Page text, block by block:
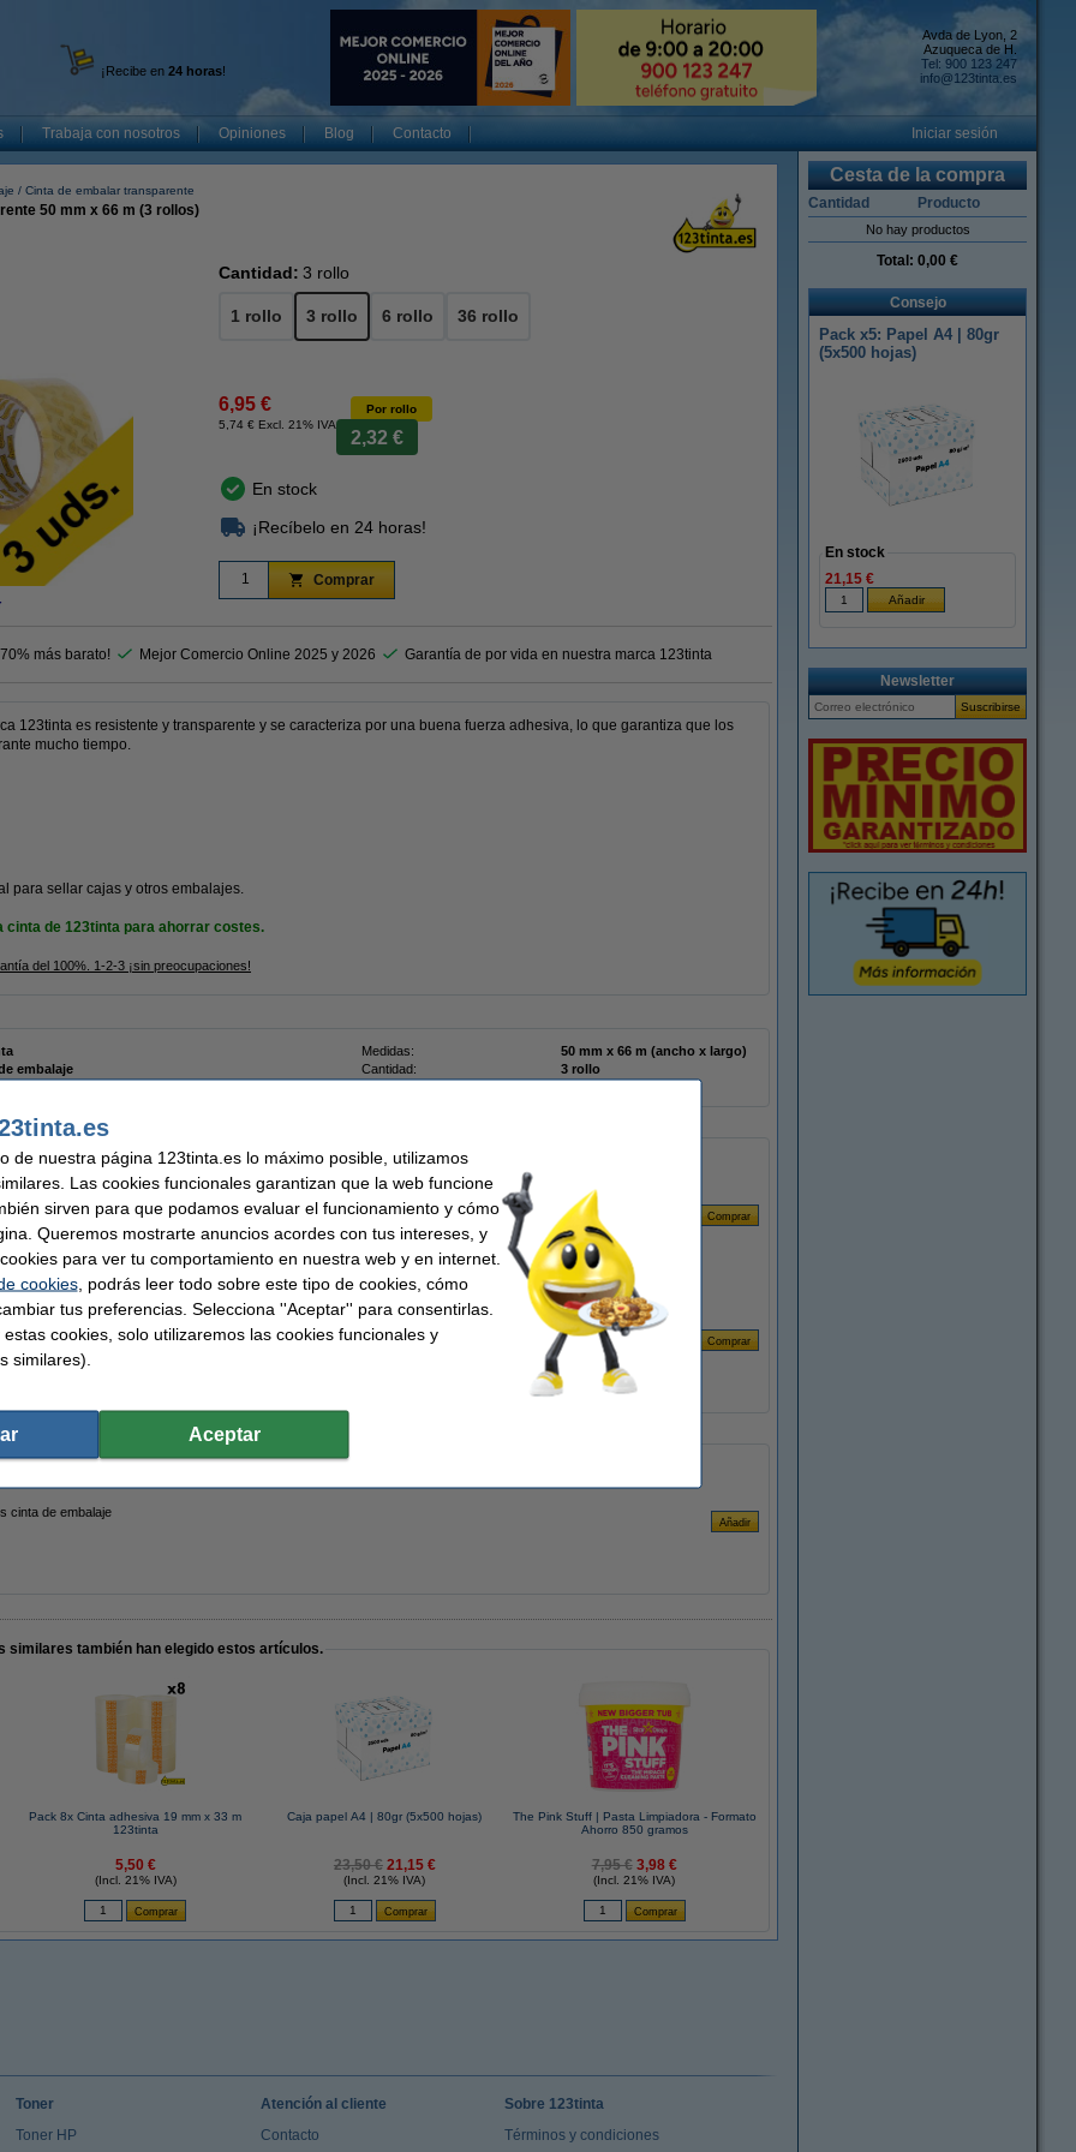
¡Recibe en 24 horas!
Avda de Lyon, 2
Azuqueca de H.
Tel: 900 123 247
info@123tinta.es
Trabaja con nosotros Opiniones Blog Contacto Iniciar sesión
Cinta de embalar transparente
50 mm x 66 m (3 rollos)
Cantidad: 3 rollo
1 rollo 3 rollo 6 rollo 36 rollo
6,95 €
5,74 € Excl. 21% IVA
Por rollo
2,32 €
En stock
¡Recíbelo en 24 horas!
Comprar
más barato! Mejor Comercio Online 2025 y 2026 Garantía de por vida en nuestra marca 123tinta
123tinta es resistente y transparente y se caracteriza por una buena fuerza adhesiva, lo que garantiza que los
mucho tiempo.
para sellar cajas y otros embalajes.
cinta de 123tinta para ahorrar costes.
del 100%. 1-2-3 ¡sin preocupaciones!
Medidas:
50 mm x 66 m (ancho x largo)
embalaje Cantidad:
3 rollo
transparente 50 mm x 66 m (6 rollos)
transparente 50 mm x 66 m (36 rollos)
cinta de embalaje
similares también han elegido estos artículos.
Pack 8x Cinta adhesiva 19 mm x 33 m
123tinta
5,50 €
(Incl. 21% IVA)
Caja papel A4 | 80gr (5x500 hojas)
23,50 € 21,15 €
(Incl. 21% IVA)
The Pink Stuff | Pasta Limpiadora - Formato
Ahorro 850 gramos
7,95 € 3,98 €
(Incl. 21% IVA)
Cesta de la compra
Cantidad Producto
No hay productos
Total: 0,00 €
Consejo
Pack x5: Papel A4 | 80gr
(5x500 hojas)
En stock
21,15 €
Newsletter
Toner
Toner HP
Atención al cliente
Contacto
Sobre 123tinta
Términos y condiciones
de nuestra página 123tinta.es lo máximo posible, utilizamos
Las cookies funcionales garantizan que la web funcione
sirven para que podamos evaluar el funcionamiento y cómo
Queremos mostrarte anuncios acordes con tus intereses, y
para ver tu comportamiento en nuestra web y en internet.
cookies, podrás leer todo sobre este tipo de cookies, cómo
tus preferencias. Selecciona ''Aceptar'' para consentirlas.
cookies, solo utilizaremos las cookies funcionales y
similares).
Aceptar